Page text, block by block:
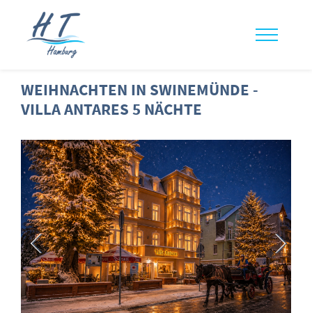
WEIHNACHTEN IN SWINEMÜNDE -
VILLA ANTARES 5 NÄCHTE